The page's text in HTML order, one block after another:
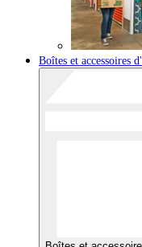
Boîtes et accessoires